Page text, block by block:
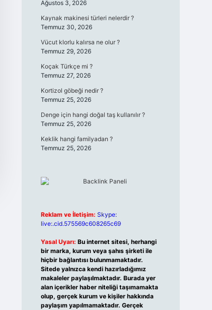
Ağustos 3, 2026
Kaynak makinesi türleri nelerdir ?
Temmuz 30, 2026
Vücut klorlu kalırsa ne olur ?
Temmuz 29, 2026
Koçak Türkçe mi ?
Temmuz 27, 2026
Kortizol göbeği nedir ?
Temmuz 25, 2026
Denge için hangi doğal taş kullanılır ?
Temmuz 25, 2026
Keklik hangi familyadan ?
Temmuz 25, 2026
Reklam ve İletişim: Skype:
live:.cid.575569c608265c69
Yasal Uyarı: Bu internet sitesi, herhangi
bir marka, kurum veya şahıs şirketi ile
hiçbir bağlantısı bulunmamaktadır.
Sitede yalnızca kendi hazırladığımız
makaleler paylaşılmaktadır. Burada yer
alan içerikler haber niteliği taşımamakta
olup, gerçek kurum ve kişiler hakkında
paylaşım yapılmamaktadır. Gerçek